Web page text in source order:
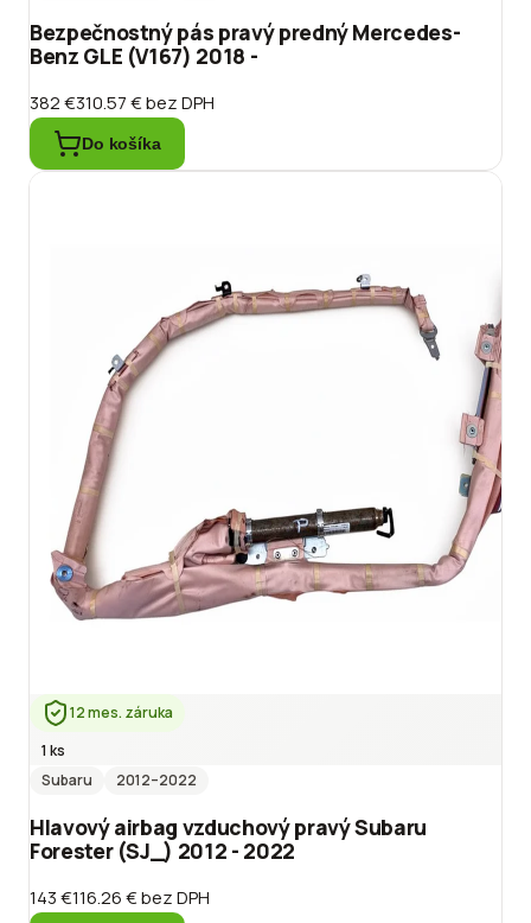
Bezpečnostný pás pravý predný Mercedes-
Benz GLE (V167) 2018 -
382 €310.57 €bez DPH
Do košíka
12 mes. záruka
1 ks
Subaru
2012–2022
Hlavový airbag vzduchový pravý Subaru
Forester (SJ_) 2012 - 2022
143 €116.26 €bez DPH